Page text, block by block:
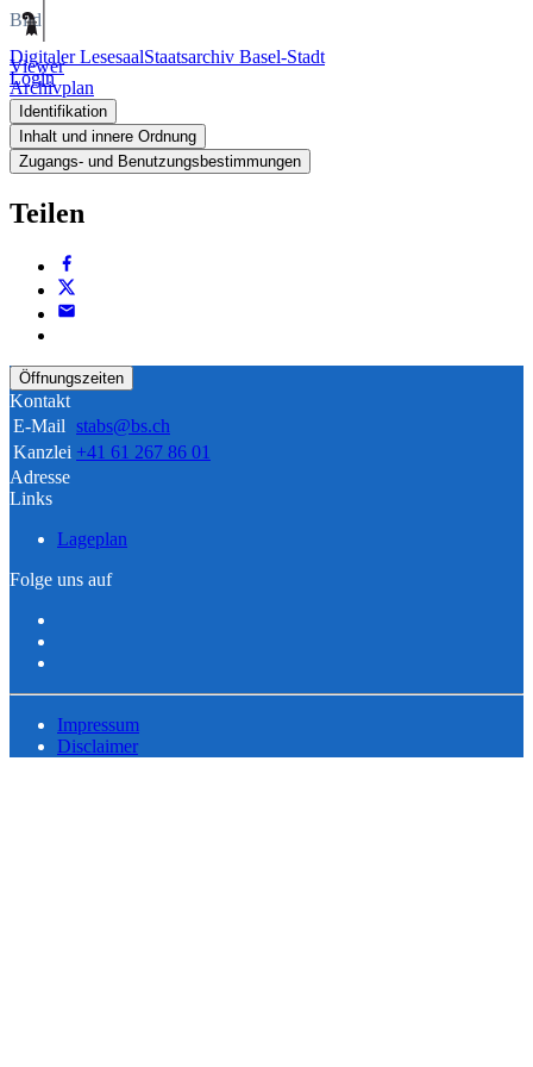
Digitaler LesesaalStaatsarchiv Basel-Stadt
Login
Bild
Viewer
Archivplan
Identifikation
Inhalt und innere Ordnung
Zugangs- und Benutzungsbestimmungen
Teilen
Öffnungszeiten
Kontakt
E-Mail stabs@bs.ch
Kanzlei +41 61 267 86 01
Adresse
Links
Lageplan
Folge uns auf
Impressum
Disclaimer